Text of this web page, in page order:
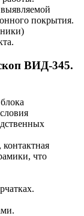
покрытия.
ВИД-345.
что